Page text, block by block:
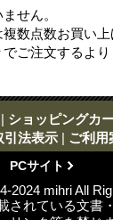
せん。
数点数お買い
ご注文するよ
| ショッピングカ
引法表示 | ご利用
PCサイト
2024 mihri All
されている文書